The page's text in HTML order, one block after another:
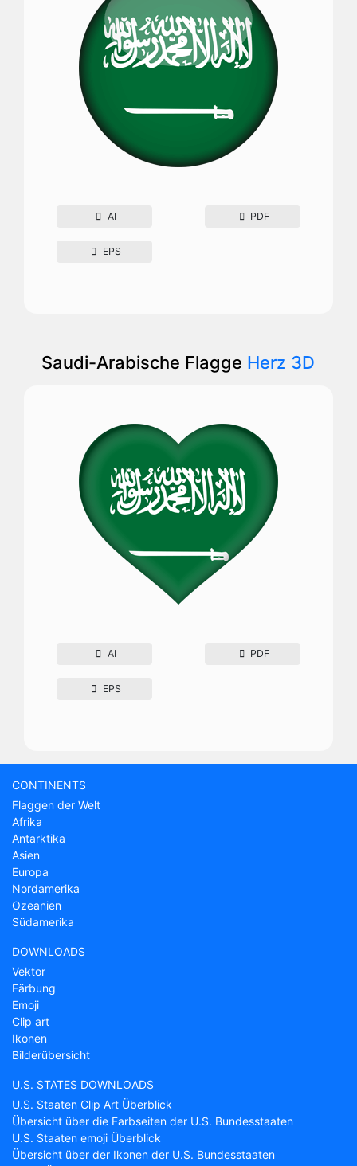
AI PDF
EPS
Saudi-Arabische Flagge Herz 3D
AI PDF
EPS
CONTINENTS
Flaggen der Welt
Afrika
Antarktika
Asien
Europa
Nordamerika
Ozeanien
Südamerika
DOWNLOADS
Vektor
Färbung
Emoji
Clip art
Ikonen
Bilderübersicht
U.S. STATES DOWNLOADS
U.S. Staaten Clip Art Überblick
Übersicht über die Farbseiten der U.S. Bundesstaaten
U.S. Staaten emoji Überblick
Übersicht über der Ikonen der U.S. Bundesstaaten